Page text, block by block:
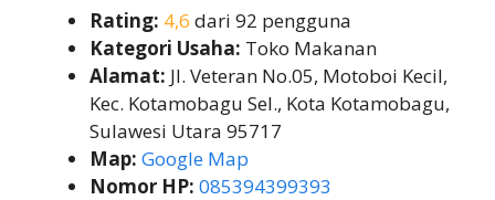
Rating: 4,6 dari 92 pengguna
Kategori Usaha: Toko Makanan
Alamat: Jl. Veteran No.05, Motoboi Kecil,
Kec. Kotamobagu Sel., Kota Kotamobagu,
Sulawesi Utara 95717
Map: Google Map
Nomor HP: 085394399393